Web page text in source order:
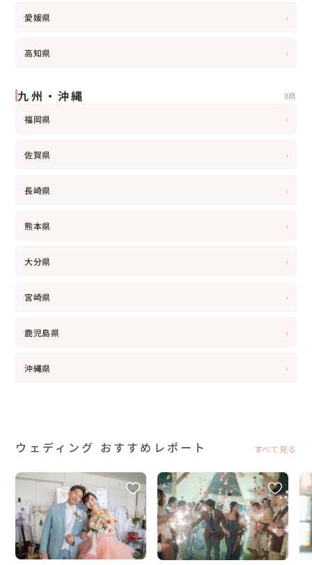
愛媛県 ›
高知県 ›
九州・沖縄 8県
福岡県 ›
佐賀県 ›
長崎県 ›
熊本県 ›
大分県 ›
宮崎県 ›
鹿児島県 ›
沖縄県 ›
ウェディング おすすめレポート すべて見る